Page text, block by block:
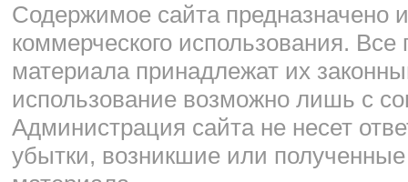
Cодержимое сайта предназначено
коммерческого использования.
материала принадлежат их
использование возможно лишь с
Администрация сайта не несет
убытки, возникшие или